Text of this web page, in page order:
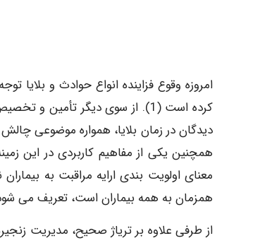
امروزه وقوع فزاینده انواع حوادث و بلایا
کرده است (1). از سوی دیگر تأمین
همچنین یکی از مفاهیم کاربردی در این
معنای اولویت بندی ارایه مراقبت به
همزمان به همه بیماران است، تعریف می
از طرفی علاوه بر تریاژ صحیح، مدیریت